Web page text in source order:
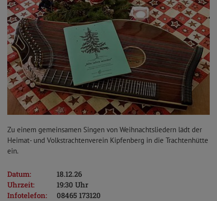
Zu einem gemeinsamen Singen von Weihnachtsliedern lädt der
Heimat- und Volkstrachtenverein Kipfenberg in die Trachtenhütte
ein.
Datum:
18.12.26
Uhrzeit:
19:30 Uhr
Infotelefon:
08465 173120